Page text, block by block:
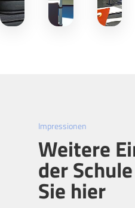
Impressionen
Weitere
der
Sie hier